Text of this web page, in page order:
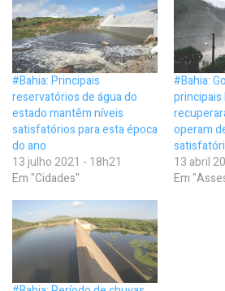
#Bahia: Principais
reservatórios de água do
estado mantêm níveis
satisfatórios para esta época
do ano
13 julho 2021 - 18h21
Em "Cidades"
#Bahia:
principais
operam
13 abril
Em